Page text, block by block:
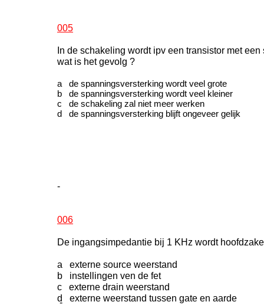
005
In de schakeling wordt ipv een transistor met
wat is het gevolg ?
a de spanningsversterking wordt veel grote
b de spanningsversterking wordt veel kleiner
c de schakeling zal niet meer werken
d de spanningsversterking blijft ongeveer gelijk
-
006
De ingangsimpedantie bij 1 KHz wordt
a externe source weerstand
b instellingen ven de fet
c externe drain weerstand
d externe weerstand tussen gate en aarde
-